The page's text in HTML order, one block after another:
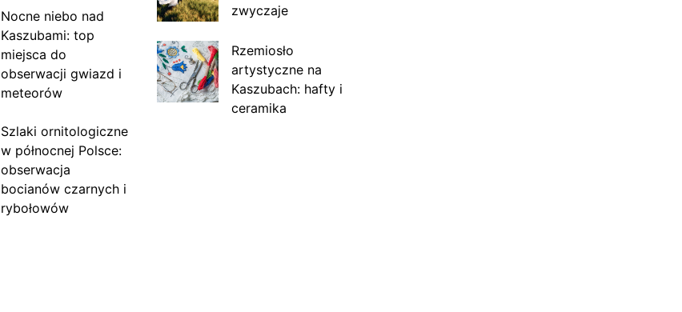
Nocne niebo nad
Kaszubami: top
miejsca do
obserwacji gwiazd i
meteorów
Szlaki ornitologiczne
w północnej Polsce:
obserwacja
bocianów czarnych i
rybołowów
zwyczaje
Rzemiosło
artystyczne na
Kaszubach: hafty i
ceramika